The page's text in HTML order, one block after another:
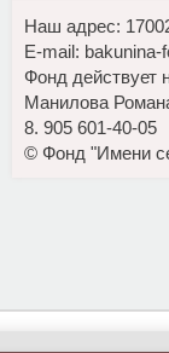
Наш адрес:
E-mail: bakunina-
Фонд действует
Манилова
8. 905 601-40-05
© Фонд "Имени